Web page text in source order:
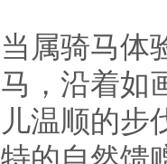
骑马体
，沿着如
温顺的步